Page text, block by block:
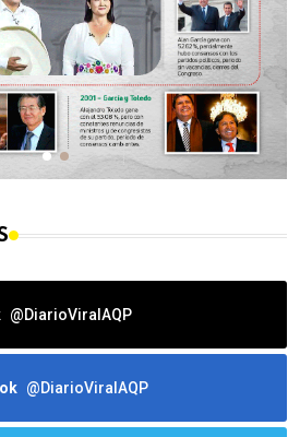
@DiarioViralAQP
@DiarioViralAQP